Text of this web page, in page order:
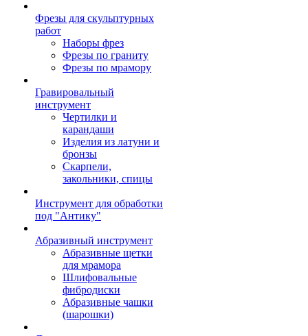
Фрезы для скульптурных
работ
Наборы фрез
Фрезы по граниту
Фрезы по мрамору
Гравировальный
инструмент
Чертилки и
карандаши
Изделия из латуни и
бронзы
Скарпели,
закольники, спицы
Инструмент для обработки
под "Антику"
Абразивный инструмент
Абразивные щетки
для мрамора
Шлифовальные
фибродиски
Абразивные чашки
(шарошки)